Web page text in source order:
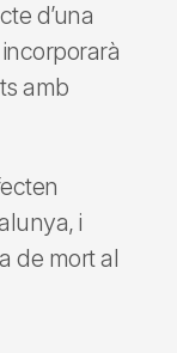
d’una
amb
i
de mort al